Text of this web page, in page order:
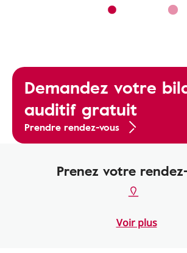
Demandez votre
auditif gratuit
Prendre rendez-vous
Prenez votre
Voir plus